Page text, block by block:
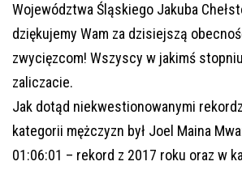
Województwa Śląskiego Jakuba
dziękujemy Wam za dzisiejszą
zwycięzcom! Wszyscy w jakimś
zaliczacie.
Jak dotąd niekwestionowanymi
kategorii mężczyzn był Joel Maina
01:06:01 – rekord z 2017 roku oraz w